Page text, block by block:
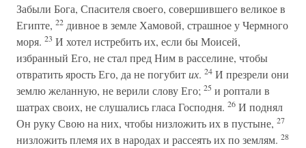
Забыли Бога, Спасителя своего, совершившего великое в
Египте, 22 дивное в земле Хамовой, страшное у Чермного
моря. 23 И хотел истребить их, если бы Моисей,
избранный Его, не стал пред Ним в расселине, чтобы
отвратить ярость Его, да не погубитих. 24 И презрели они
землю желанную, не верили слову Его; 25 и роптали в
шатрах своих, не слушались гласа Господня. 26 И поднял
Он руку Свою на них, чтобы низложить их в пустыне, 27
низложить племя их в народах и рассеять их по землям. 28